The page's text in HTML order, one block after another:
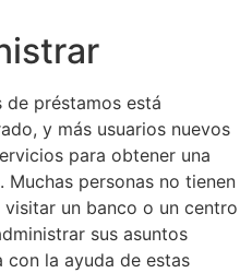
de préstamos está
y más usuarios nuevos
para obtener una
personas no tienen
un banco o un centro
sus asuntos
con la ayuda de estas